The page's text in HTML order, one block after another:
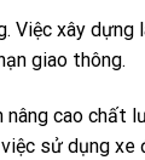
Việc xây dựng
giao thông.
nâng cao chất
sử dụng xe